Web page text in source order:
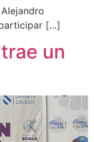
[…]
un